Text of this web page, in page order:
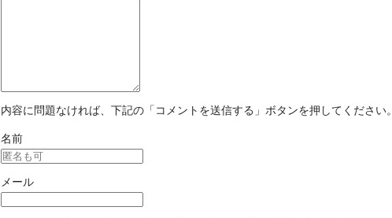
内容に問題なければ、下記の「コメントを送信する」ボタンを押してください。
名前
メール